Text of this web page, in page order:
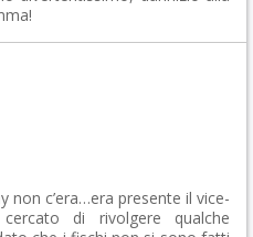
non c’era…era presente il vice-
di rivolgere qualche